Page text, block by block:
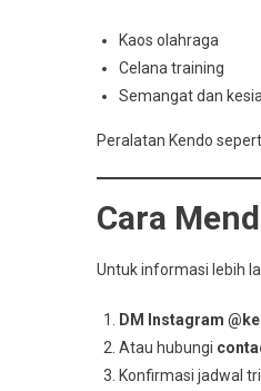
Kaos olahraga
Celana training
Semangat dan
Peralatan Kendo
Cara
Untuk informasi lebih
DM Instagram
Atau hubungi
Konfirmasi jadwal